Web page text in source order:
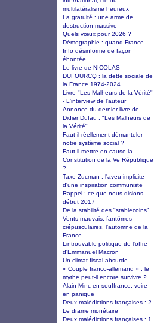
multilatéralisme heureux
La gratuité : une arme de
destruction massive
Quels vœux pour 2026 ?
Démographie : quand France
Info désinforme de façon
éhontée
Le livre de NICOLAS
DUFOURCQ : la dette sociale de
la France 1974-2024
Livre "Les Malheurs de la Vérité"
- L'interview de l'auteur
Annonce du dernier livre de
Didier Dufau : "Les Malheurs de
la Vérité"
Faut-il réellement démanteler
notre système social ?
Faut-il mettre en cause la
Constitution de la Ve République
?
Taxe Zucman : l'aveu implicite
d'une inspiration communiste
Rappel : ce que nous disions
début 2017
De la stabilité des "stablecoins"
Vents mauvais, fantômes
crépusculaires, l’automne de la
France
Lintrouvable politique de l'offre
d'Emmanuel Macron
Un climat fiscal absurde
« Couple franco-allemand » : le
mythe peut-il encore survivre ?
Alain Minc en souffrance, voire
en panique
Deux malédictions françaises : 2.
Le drame monétaire
Deux malédictions françaises : 1.